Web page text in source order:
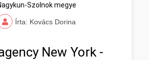
Szolnok megye
Írta: Kovács Dorina
New York -